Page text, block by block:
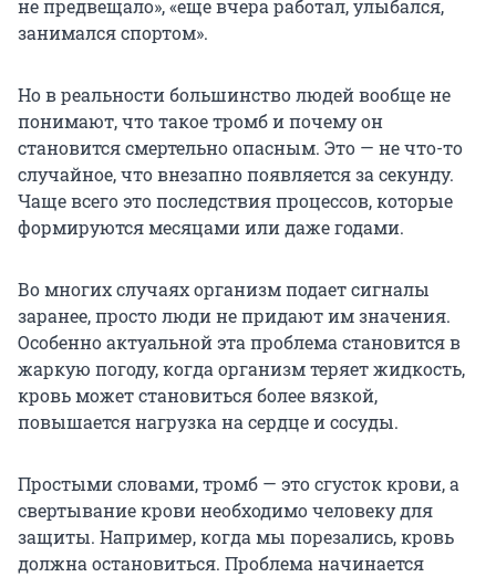
не предвещало», «еще вчера работал, улыбался,
занимался спортом».
Но в реальности большинство людей вообще не
понимают, что такое тромб и почему он
становится смертельно опасным. Это — не что-то
случайное, что внезапно появляется за секунду.
Чаще всего это последствия процессов, которые
формируются месяцами или даже годами.
Во многих случаях организм подает сигналы
заранее, просто люди не придают им значения.
Особенно актуальной эта проблема становится в
жаркую погоду, когда организм теряет жидкость,
кровь может становиться более вязкой,
повышается нагрузка на сердце и сосуды.
Простыми словами, тромб — это сгусток крови, а
свертывание крови необходимо человеку для
защиты. Например, когда мы порезались, кровь
должна остановиться. Проблема начинается